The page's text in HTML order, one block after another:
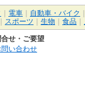
電車 自動車・バイク
スポーツ 生物 食品
合せ・ご要望
問い合わせ